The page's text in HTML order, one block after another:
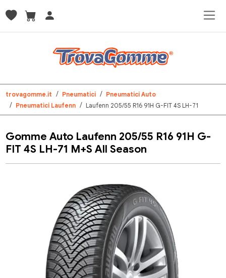
trovagomme.it Pneumatici
Pneumatici Auto
Pneumatici Laufenn
Laufenn 205/55 R16 91H G-FIT 4S LH-71
Gomme Auto Laufenn 205/55 R16 91H G-
FIT 4S LH-71 M+S All Season